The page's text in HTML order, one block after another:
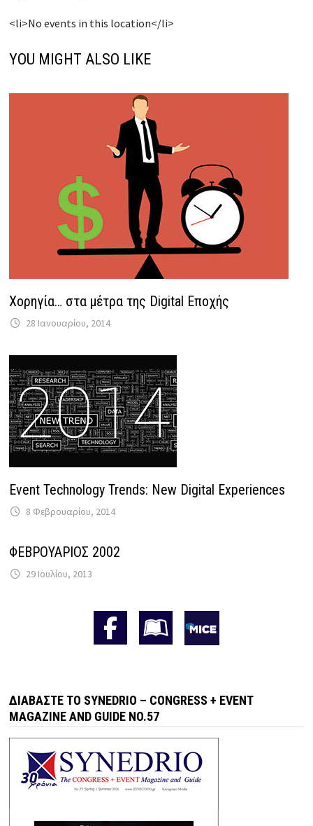
<li>No events in this location</li>
YOU MIGHT ALSO LIKE
Χορηγία… στα μέτρα της Digital Εποχής
28 Ιανουαρίου, 2014
Event Technology Trends: New Digital Experiences
8 Φεβρουαρίου, 2014
ΦΕΒΡΟΥΑΡΙΟΣ 2002
29 Ιουλίου, 2013
ΔΙΑΒΆΣΤΕ ΤΟ SYNEDRIO – CONGRESS + EVENT
MAGAZINE AND GUIDE NO.57